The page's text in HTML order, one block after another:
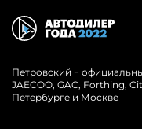
Петровский −
JAECOO, GAC, Forthing,
Петербурге и Москве